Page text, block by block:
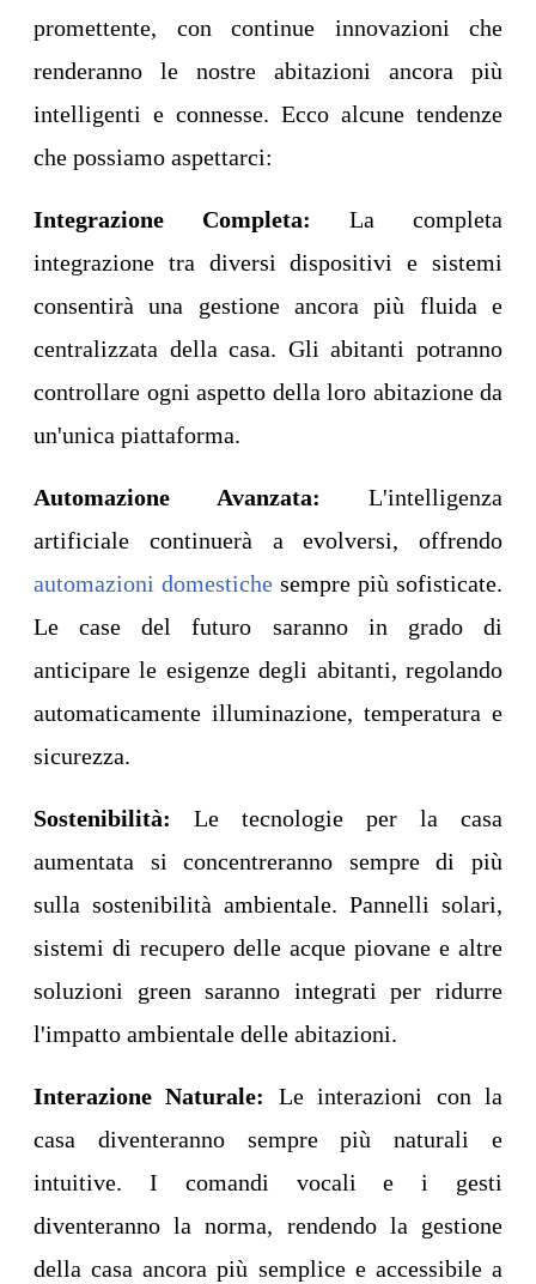
promettente, con continue innovazioni che
renderanno le nostre abitazioni ancora più
intelligenti e connesse. Ecco alcune tendenze
che possiamo aspettarci:
Integrazione Completa: La completa
integrazione tra diversi dispositivi e sistemi
consentirà una gestione ancora più fluida e
centralizzata della casa. Gli abitanti potranno
controllare ogni aspetto della loro abitazione da
un'unica piattaforma.
Automazione Avanzata: L'intelligenza
artificiale continuerà a evolversi, offrendo
automazioni domestiche sempre più sofisticate.
Le case del futuro saranno in grado di
anticipare le esigenze degli abitanti, regolando
automaticamente illuminazione, temperatura e
sicurezza.
Sostenibilità: Le tecnologie per la casa
aumentata si concentreranno sempre di più
sulla sostenibilità ambientale. Pannelli solari,
sistemi di recupero delle acque piovane e altre
soluzioni green saranno integrati per ridurre
l'impatto ambientale delle abitazioni.
Interazione Naturale:
Le interazioni con la
casa diventeranno sempre più naturali e
intuitive. I comandi vocali e i gesti
diventeranno la norma, rendendo la gestione
della casa ancora più semplice e accessibile a